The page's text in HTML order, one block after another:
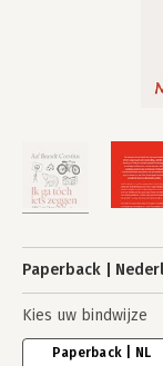
Paperback
Kies uw bindwijze
Paperback | NL